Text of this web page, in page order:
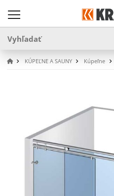
KÚPEĽNE A SAUNY Kúpeľne